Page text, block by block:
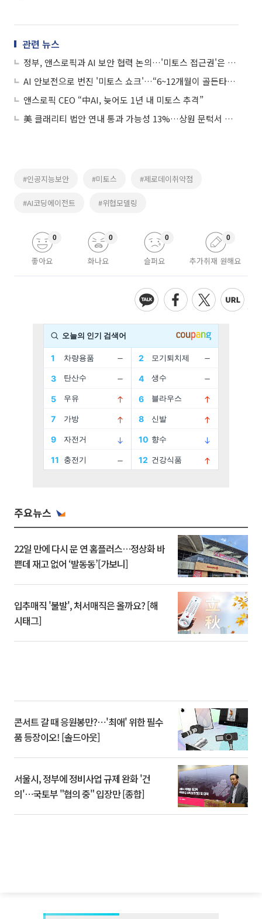
관련 뉴스
정부, 앤스로픽과 AI 보안 협력 논의…'미토스 접근권'은 아직
AI 안보전으로 번진 '미토스 쇼크'…“6~12개월이 골든타임”
앤스로픽 CEO “中AI, 늦어도 1년 내 미토스 추격”
美 클래리티 법안 연내 통과 가능성 13%…상원 문턱서 제동
#인공지능보안 #미토스 #제로데이취약점
#AI코딩에이전트 #위협모델링
좋아요
0
화나요
0
슬퍼요
0
추가취재 원해요
0
주요뉴스
22일 만에 다시 문 연 홈플러스…정상화 바
쁜데 재고 없어 ‘발동동’[가보니]
입추매직 '불발', 처서매직은 올까요? [해
시태그]
콘서트 갈 때 응원봉만?⋯'최애' 위한 필수
품 등장이오! [솔드아웃]
서울시, 정부에 정비사업 규제 완화 '건
의'⋯국토부 "협의 중" 입장만 [종합]